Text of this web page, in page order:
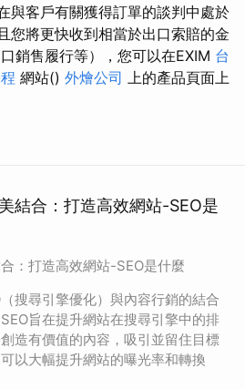
與客戶有關獲得訂單的談判中處於
您將更快收到相當於出口索賠的金
銷售履行等），您可以在EXIM 台
網站() 外燴公司 上的產品頁面上
結合：打造高效網站-SEO是
：打造高效網站-SEO是什麼
搜尋引擎優化）與內容行銷的結合
旨在提升網站在搜尋引擎中的排
造有價值的內容，吸引並留住目標
以大幅提升網站的曝光率和轉換